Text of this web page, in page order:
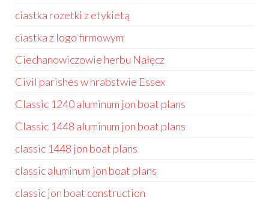
ciastka rozetki z etykietą
ciastka z logo firmowym
Ciechanowiczowie herbu Nałęcz
Civil parishes w hrabstwie Essex
Classic 1240 aluminum jon boat plans
Classic 1448 aluminum jon boat plans
classic 1448 jon boat plans
classic aluminum jon boat plans
classic jon boat construction